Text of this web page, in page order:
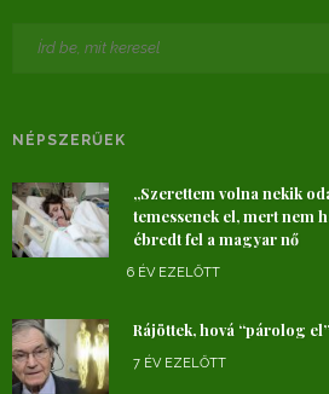
NÉPSZERŰEK
„Szerettem volna nekik
temessenek el, mert nem
ébredt fel a magyar nő
6 ÉV EZELŐTT
Rájöttek, hová “párolog
7 ÉV EZELŐTT